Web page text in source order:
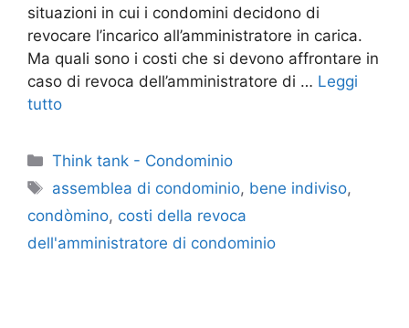
situazioni in cui i condomini decidono di
revocare l’incarico all’amministratore in carica.
Ma quali sono i costi che si devono affrontare in
caso di revoca dell’amministratore di … Leggi
tutto
Categorie
Think tank - Condominio
Tag
assemblea di condominio, bene indiviso,
condòmino, costi della revoca
dell'amministratore di condominio